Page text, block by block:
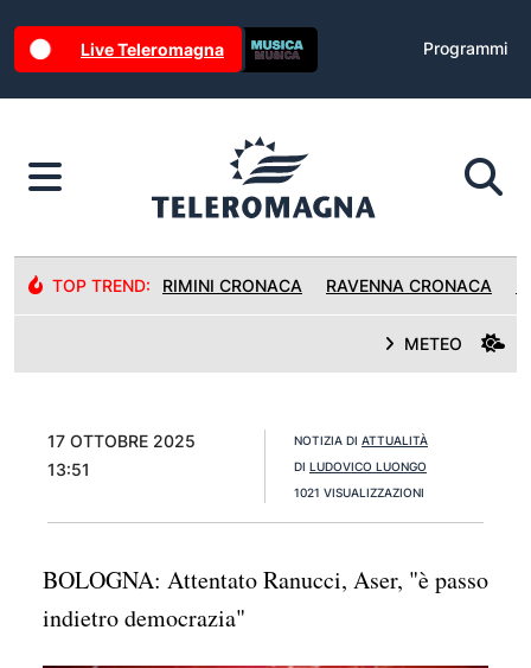
Live Teleromagna Programmi
TOP TREND: RIMINI CRONACA RAVENNA CRONACA
METEO
17 OTTOBRE 2025
13:51
NOTIZIA DI ATTUALITÀ
DI LUDOVICO LUONGO
1021 VISUALIZZAZIONI
BOLOGNA: Attentato Ranucci, Aser, "è passo
indietro democrazia"